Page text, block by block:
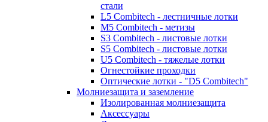
стали
L5 Combitech - лестничные лотки
M5 Combitech - метизы
S3 Combitech - листовые лотки
S5 Combitech - листовые лотки
U5 Combitech - тяжелые лотки
Огнестойкие проходки
Оптические лотки - "D5 Combitech"
Молниезащита и заземление
Изолированная молниезащита
Аксессуары